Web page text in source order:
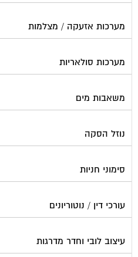
מערכות אזעקה / מצלמות
מערכות סולאריות
משאבות מים
נוזל הסקה
סימוני חניות
עורכי דין / נוטוריונים
עיצוב לובי וחדר מדרגות